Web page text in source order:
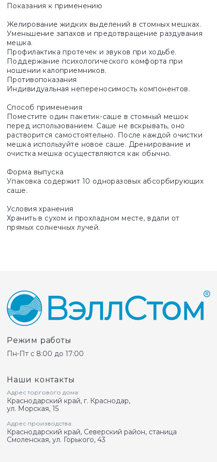
Показания к применению
Желирование жидких выделений в стомных мешках.
Уменьшение запахов и предотвращение раздувания
мешка.
Профилактика протечек и звуков при ходьбе.
Поддержание психологического комфорта при
ношении калоприемников.
Противопоказания
Индивидуальная непереносимость компонентов.
Способ применения
Поместите один пакетик-саше в стомный мешок
перед использованием. Саше не вскрывать, оно
растворится самостоятельно. После каждой очистки
мешка используйте новое саше. Дренирование и
очистка мешка осуществляются как обычно.
Форма выпуска
Упаковка содержит 10 одноразовых абсорбирующих
саше.
Условия хранения
Хранить в сухом и прохладном месте, вдали от
прямых солнечных лучей.
Режим работы
Пн-Пт с 8:00 до 17:00
Наши контакты
Адрес торгового дома:
Краснодарский край, г. Краснодар,
ул. Морская, 15
Адрес производства:
Краснодарский край, Северский район, станица
Смоленская, ул. Горького, 43